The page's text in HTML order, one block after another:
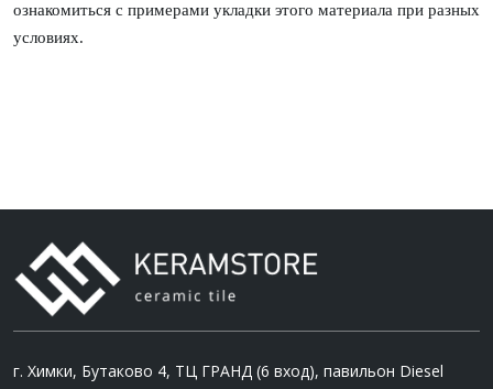
ознакомиться с примерами укладки этого материала при разных
условиях.
г. Химки, Бутаково 4, ТЦ ГРАНД (6 вход), павильон Diesel